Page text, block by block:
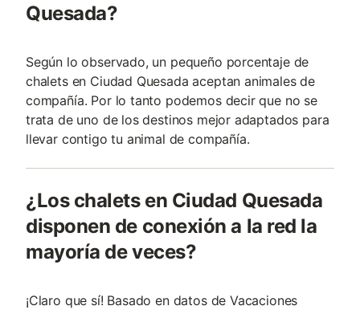
Quesada?
Según lo observado, un pequeño porcentaje de
chalets en Ciudad Quesada aceptan animales de
compañía. Por lo tanto podemos decir que no se
trata de uno de los destinos mejor adaptados para
llevar contigo tu animal de compañía.
¿Los chalets en Ciudad Quesada
disponen de conexión a la red la
mayoría de veces?
¡Claro que sí! Basado en datos de Vacaciones